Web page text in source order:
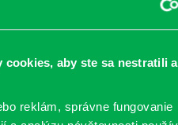
aby ste sa nestratili
reklám, správne fungovanie
pobocky. Sobotné
prázdnin zrušené. Využite aj
august